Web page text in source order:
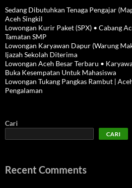
Sedang Dibutuhkan Tenaga Pengajar
Aceh Singkil
Lowongan Kurir Paket (SPX) • Cabang
Tamatan SMP
Lowongan Karyawan Dapur (Warung
Ijazah Sekolah Diterima
Lowongan Aceh Besar Terbaru •
Buka Kesempatan Untuk Mahasiswa
Lowongan Tukang Pangkas Rambut |
Pengalaman
Cari
CARI
Recent Comments